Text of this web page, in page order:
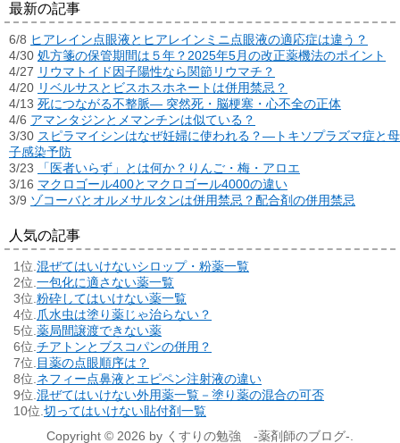
最新の記事
6/8 ヒアレイン点眼液とヒアレインミニ点眼液の適応症は違う？
4/30 処方箋の保管期間は５年？2025年5月の改正薬機法のポイント
4/27 リウマトイド因子陽性なら関節リウマチ？
4/20 リベルサスとビスホスホネートは併用禁忌？
4/13 死につながる不整脈― 突然死・脳梗塞・心不全の正体
4/6 アマンタジンとメマンチンは似ている？
3/30 スピラマイシンはなぜ妊婦に使われる？―トキソプラズマ症と母
子感染予防
3/23
「医者いらず」とは何か？りんご・梅・アロエ
3/16 マクロゴール400とマクロゴール4000の違い
3/9 ゾコーバとオルメサルタンは併用禁忌？配合剤の併用禁忌
人気の記事
混ぜてはいけないシロップ・粉薬一覧
一包化に適さない薬一覧
粉砕してはいけない薬一覧
爪水虫は塗り薬じゃ治らない？
薬局間譲渡できない薬
チアトンとブスコパンの併用？
目薬の点眼順序は？
ネフィー点鼻液とエピペン注射液の違い
混ぜてはいけない外用薬一覧－塗り薬の混合の可否
切ってはいけない貼付剤一覧
Copyright © 2026 by くすりの勉強 -薬剤師のブログ-.